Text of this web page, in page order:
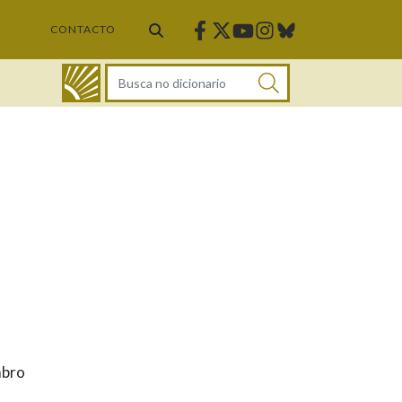
CONTACTO Facebook
Twitter
Youtube
Instagram
Bluesky
DICIONARIO